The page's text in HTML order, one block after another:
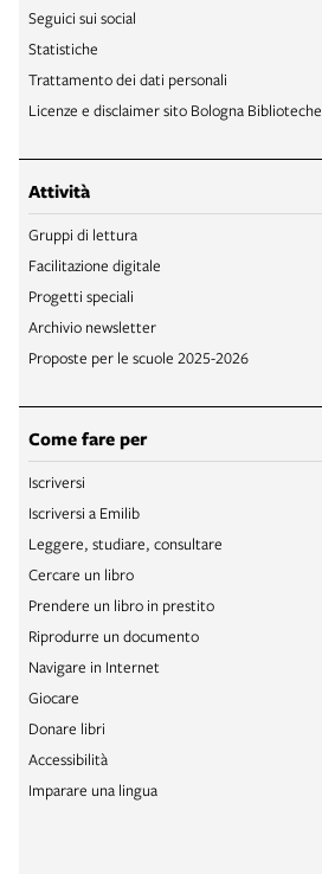
Seguici sui social
Statistiche
Trattamento dei dati personali
Licenze e disclaimer sito Bologna Biblioteche
Attività
Gruppi di lettura
Facilitazione digitale
Progetti speciali
Archivio newsletter
Proposte per le scuole 2025-2026
Come fare per
Iscriversi
Iscriversi a Emilib
Leggere, studiare, consultare
Cercare un libro
Prendere un libro in prestito
Riprodurre un documento
Navigare in Internet
Giocare
Donare libri
Accessibilità
Imparare una lingua